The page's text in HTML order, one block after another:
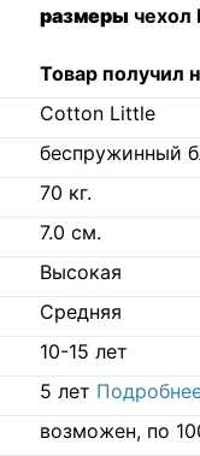
размеры
Товар получил
Cotton Little
беспружинный
70 кг.
7.0 см.
Высокая
Средняя
10-15 лет
5 лет
возможен, по